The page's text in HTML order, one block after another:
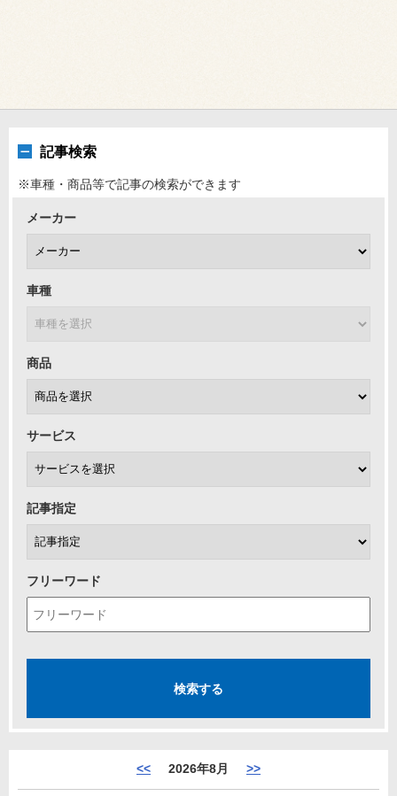
記事検索
※車種・商品等で記事の検索ができます
メーカー
車種
商品
サービス
記事指定
フリーワード
<< 2026年8月 >>